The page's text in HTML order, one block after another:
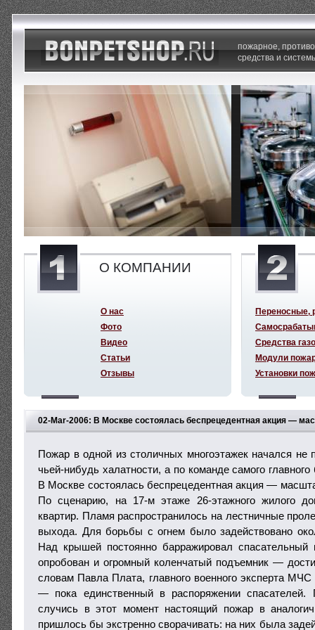
02-Mar-2006: В Москве состоялась беспрецедентная акция —
Пожар в одной из столичных многоэтажек начался
чьей-нибудь халатности, а по команде самого
В Москве состоялась беспрецедентная акция —
По сценарию, на 17-м этаже 26-этажного жилого
квартир. Пламя распространилось на лестничные
выхода. Для борьбы с огнем было задействовано
Над крышей постоянно барражировал
опробован и огромный коленчатый подъемник —
словам Павла Плата, главного военного эксперта
— пока единственный в распоряжении спасателей.
случись в этот момент настоящий пожар в
пришлось бы экстренно сворачивать: на них была
пожарное,
средства и
О КОМПАНИИ
О нас
Фото
Видео
Статьи
Отзывы
Переносные,
Средства
Модули
Установки